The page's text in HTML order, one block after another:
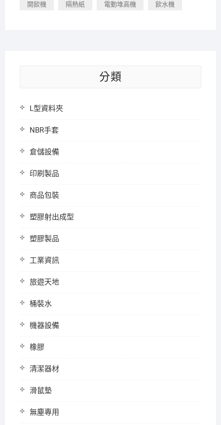
開飲機 隔熱紙 電動堆高機 飲水機
分類
L型資料夾
NBR手套
倉儲設備
印刷製品
商品包裝
塑膠射出成型
塑膠製品
工業資訊
旅遊天地
桶裝水
機器設備
橡膠
清潔器材
滑鼠墊
無塵專用